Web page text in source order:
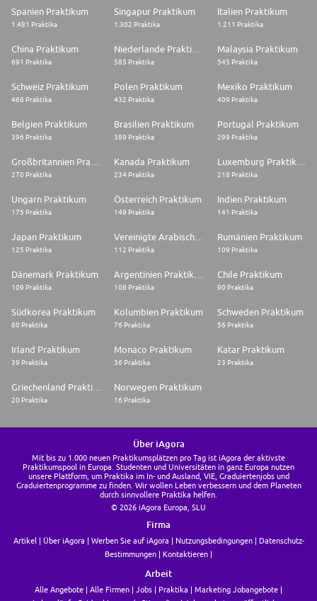
Spanien Praktikum
1.481 Praktika
Singapur Praktikum
1.302 Praktika
Italien Praktikum
1.211 Praktika
China Praktikum
691 Praktika 585 Praktika
Malaysia Praktikum
545 Praktika
Schweiz Praktikum
468 Praktika
Polen Praktikum
432 Praktika
Mexiko Praktikum
409 Praktika
Belgien Praktikum
396 Praktika
Brasilien Praktikum
389 Praktika
Portugal Praktikum
299 Praktika
270 Praktika
Kanada Praktikum
234 Praktika 218 Praktika
Ungarn Praktikum
175 Praktika
Österreich Praktikum
149 Praktika
Indien Praktikum
141 Praktika
Japan Praktikum
125 Praktika 112 Praktika
Rumänien Praktikum
109 Praktika
Dänemark Praktikum
109 Praktika 108 Praktika
Chile Praktikum
90 Praktika
Südkorea Praktikum
80 Praktika
Kolumbien Praktikum
76 Praktika
Schweden Praktikum
56 Praktika
Irland Praktikum
39 Praktika
Monaco Praktikum
36 Praktika
Katar Praktikum
23 Praktika
20 Praktika
Norwegen Praktikum
16 Praktika
Über iAgora
Mit bis zu 1.000 neuen Praktikumsplätzen pro Tag ist iAgora der aktivste
Praktikumspool in Europa. Studenten und Universitäten in ganz Europa nutzen
unsere Plattform, um Praktika im In- und Ausland, VIE, Graduiertenjobs und
Graduiertenprogramme zu finden. Wir wollen Leben verbessern und dem Planeten
durch sinnvollere Praktika helfen.
© 2026 iAgora Europa, SLU
Firma
Artikel Über iAgora Werben Sie auf iAgora Nutzungsbedingungen
Datenschutz-
Bestimmungen
Kontaktieren
Arbeit
Alle Angebote Alle Firmen Jobs Praktika
Marketing Jobangebote